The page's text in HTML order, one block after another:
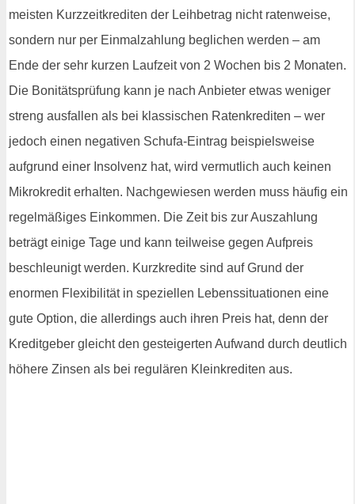
meisten Kurzzeitkrediten der Leihbetrag nicht ratenweise,
sondern nur per Einmalzahlung beglichen werden – am
Ende der sehr kurzen Laufzeit von 2 Wochen bis 2 Monaten.
Die Bonitätsprüfung kann je nach Anbieter etwas weniger
streng ausfallen als bei klassischen Ratenkrediten – wer
jedoch einen negativen Schufa-Eintrag beispielsweise
aufgrund einer Insolvenz hat, wird vermutlich auch keinen
Mikrokredit erhalten. Nachgewiesen werden muss häufig ein
regelmäßiges Einkommen. Die Zeit bis zur Auszahlung
beträgt einige Tage und kann teilweise gegen Aufpreis
beschleunigt werden. Kurzkredite sind auf Grund der
enormen Flexibilität in speziellen Lebenssituationen eine
gute Option, die allerdings auch ihren Preis hat, denn der
Kreditgeber gleicht den gesteigerten Aufwand durch deutlich
höhere Zinsen als bei regulären Kleinkrediten aus.